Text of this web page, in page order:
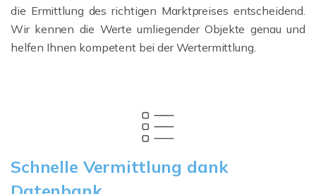
die Ermittlung des richtigen Marktpreises entscheidend.
Wir kennen die Werte umliegender Objekte genau und
helfen Ihnen kompetent bei der Wertermittlung.
Schnelle Vermittlung dank